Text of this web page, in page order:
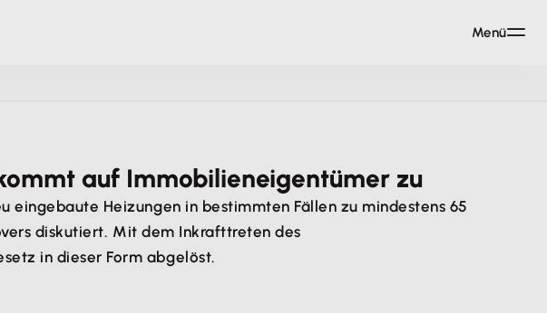
auf Immobilieneigentümer zu
Heizungen in bestimmten Fällen zu mindestens 65
diskutiert. Mit dem Inkrafttreten des
in dieser Form abgelöst.
Menü